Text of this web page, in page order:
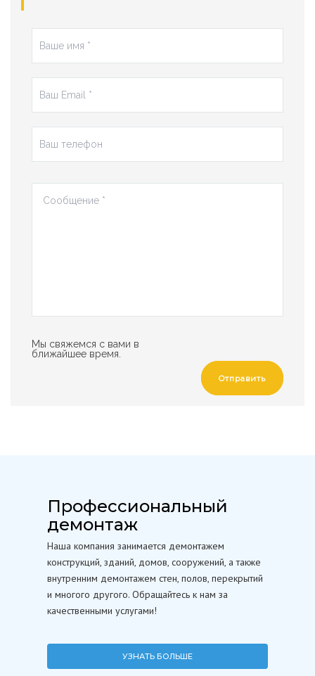
Мы свяжемся с вами в
ближайшее время.
Отправить
Профессиональный
демонтаж
Наша компания занимается демонтажем
конструкций, зданий, домов, сооружений, а также
внутренним демонтажем стен, полов, перекрытий
и многого другого. Обращайтесь к нам за
качественными услугами!
УЗНАТЬ БОЛЬШЕ